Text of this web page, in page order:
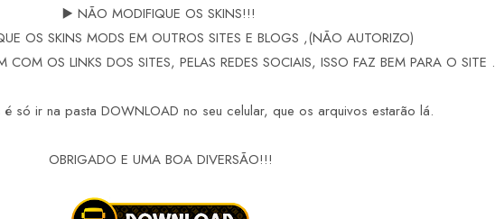
▶️ NÃO MODIFIQUE OS SKINS!!!
OS SKINS MODS EM OUTROS SITES E BLOGS ,(NÃO AUTORIZO)
COM OS LINKS DOS SITES, PELAS REDES SOCIAIS, ISSO FAZ BEM PARA O SITE .
só ir na pasta DOWNLOAD no seu celular, que os arquivos estarão lá.
OBRIGADO E UMA BOA DIVERSÃO!!!